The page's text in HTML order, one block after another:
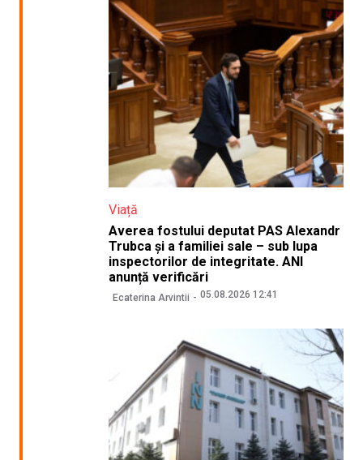
Viață
Averea fostului deputat PAS Alexandr
Trubca și a familiei sale – sub lupa
inspectorilor de integritate. ANI
anunță verificări
Ecaterina Arvintii 05.08.2026 12:41